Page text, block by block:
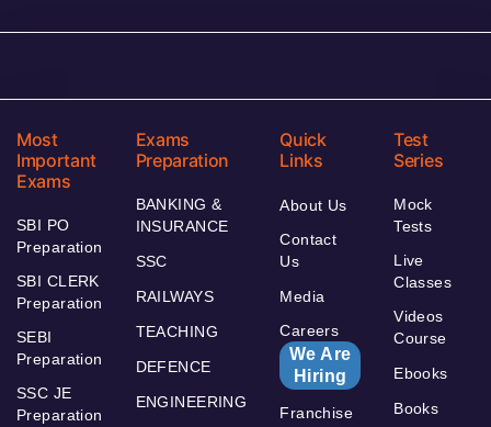
Most
Important
Exams
SBI PO
Preparation
SBI CLERK
Preparation
SEBI
Preparation
SSC JE
Preparation
Exams
Preparation
BANKING &
INSURANCE
SSC
RAILWAYS
TEACHING
DEFENCE
ENGINEERING
Quick
Links
About Us
Contact
Us
Media
Careers
We Are
Hiring
Franchise
Test
Series
Mock
Tests
Live
Classes
Videos
Course
Ebooks
Books